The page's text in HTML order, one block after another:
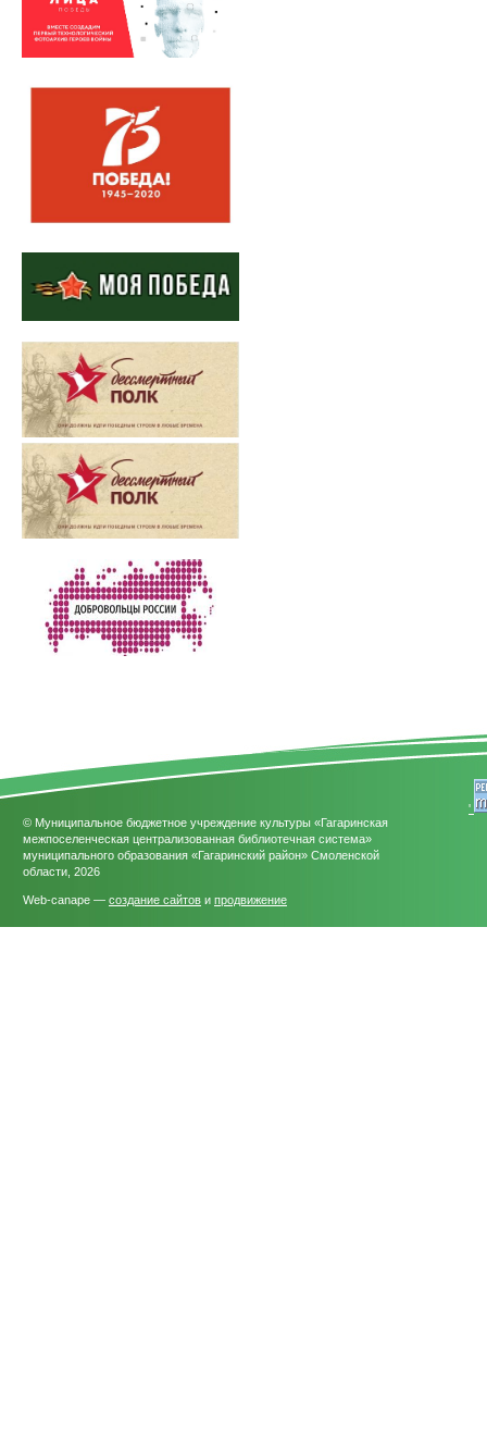
© Муниципальное бюджетное учреждение культуры «Гагаринская
межпоселенческая централизованная библиотечная система»
муниципального образования «Гагаринский район» Смоленской
области, 2026
Web-canape — создание сайтов и продвижение
'